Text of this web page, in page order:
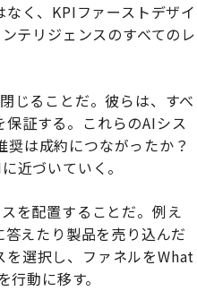
く、KPIファーストデザイ
テリジェンスのすべてのレ
じることだ。彼らは、すべ
証する。これらのAIシス
は成約につながったか？
近づいていく。
を配置することだ。例え
えたり製品を売り込んだ
を選択し、ファネルをWhat
動に移す。